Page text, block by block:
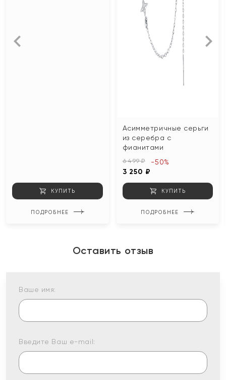
КУПИТЬ
ПОДРОБНЕЕ
Асимметричные серьги
из серебра с
фианитами
6 499 ₽
3 250 ₽
-50%
КУПИТЬ
ПОДРОБНЕЕ
Оставить отзыв
Ваше имя:
Введите Ваш e-mail: